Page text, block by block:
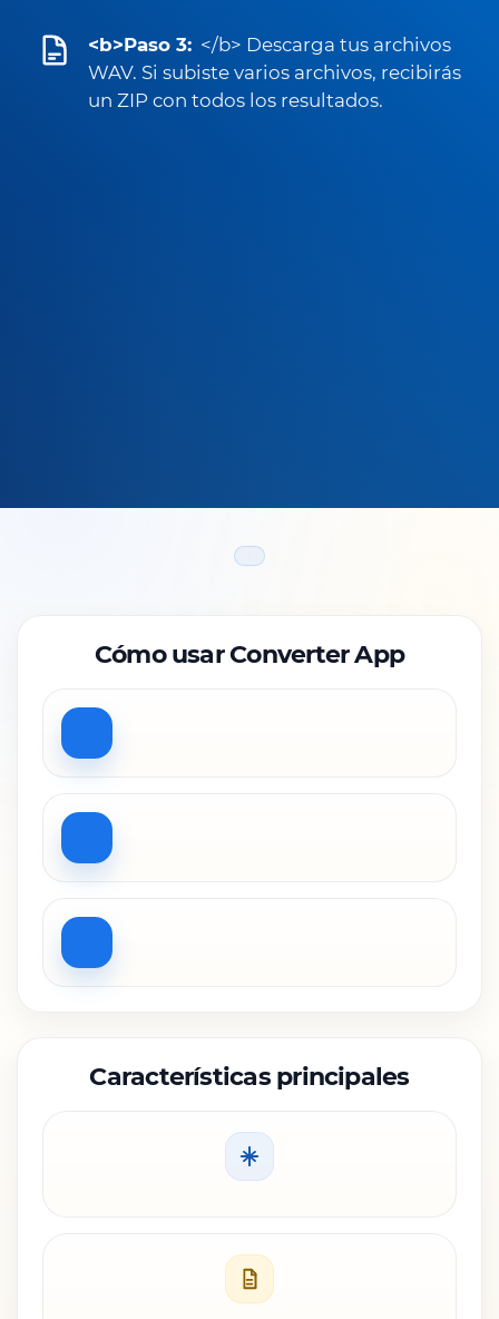
<b>Paso 3: </b> Descarga tus archivos
WAV. Si subiste varios archivos, recibirás
un ZIP con todos los resultados.
Cómo usar Converter App
Características principales